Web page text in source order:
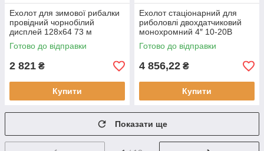
Ехолот для зимової рибалки
провідний чорнобілий
дисплей 128x64 73 м
Phiradar FD86A
водонепроникний корпус
IPX4
Готово до відправки
2 821 ₴
Купити
Ехолот стаціонарний для
риболовлі двохдатчиковий
монохромний 4″ 10-20В
Lucky FF 918S-180W білий 2
промені
Готово до відправки
4 856,22 ₴
Купити
Показати ще